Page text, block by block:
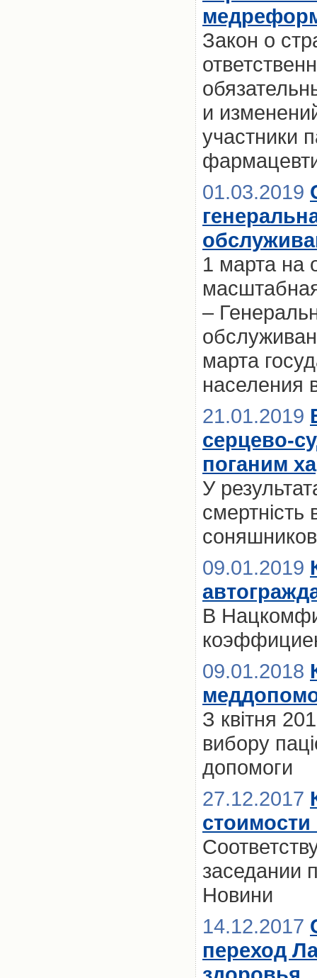
Закон о
и
участники
01.03.2019
1 марта на
–
марта
населения
21.01.2019
серцево-
поганим
У
09.01.2019
В
09.01.2018
З квітня
вибору
допомоги
27.12.2017
стоимости
заседании
Новини
14.12.2017
переход